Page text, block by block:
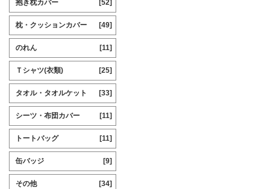
抱き枕カバー [52]
枕・クッションカバー [49]
のれん [11]
Ｔシャツ(衣類) [25]
タオル・タオルケット [33]
シーツ・布団カバー [11]
トートバッグ [11]
缶バッジ [9]
その他 [34]